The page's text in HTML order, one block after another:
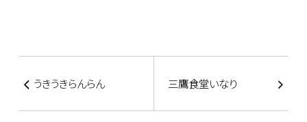
うきうきらんらん 三鷹食堂いなり